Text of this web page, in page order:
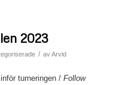
2023
/ avArvid
turneringen / Follow